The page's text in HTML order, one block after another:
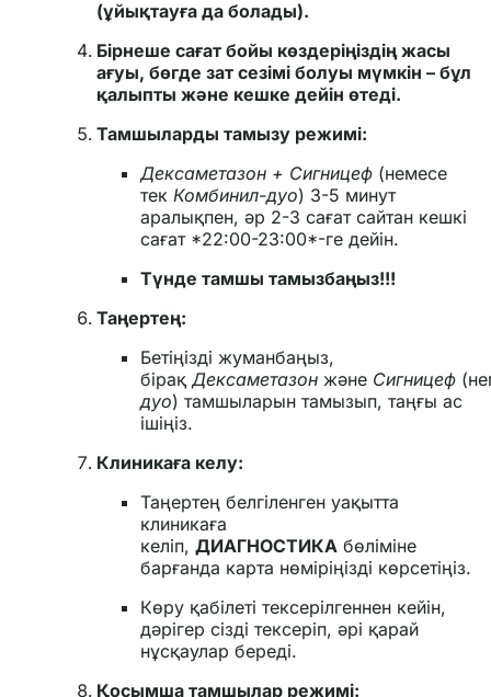
(ұйықтауға да болады).
Бірнеше сағат бойы көздеріңіздің жасы
ағуы, бөгде зат сезімі болуы мүмкін – бұл
қалыпты және кешке дейін өтеді.
Тамшыларды тамызу режимі:
Дексаметазон + Сигницеф (немесе
тек Комбинил-дуо) 3-5 минут
аралықпен, әр 2-3 сағат сайтан кешкі
сағат *22:00-23:00*-ге дейін.
Түнде тамшы тамызбаңыз!!!
Таңертең:
Бетіңізді жуманбаңыз,
бірақ Дексаметазон және Сигницеф
дуо) тамшыларын тамызып, таңғы ас
ішіңіз.
Клиникаға келу:
Таңертең белгіленген уақытта
клиникаға
келіп, ДИАГНОСТИКА бөліміне
барғанда карта нөміріңізді көрсетіңіз.
Көру қабілеті тексерілгеннен кейін,
дәрігер сізді тексеріп, әрі қарай
нұсқаулар береді.
Қосымша тамшылар режимі: